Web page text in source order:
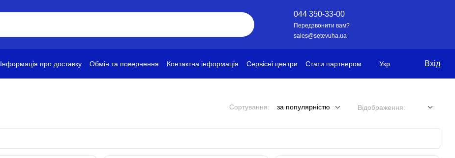
044 350-33-00
Передзвонити вам?
sales@setevuha.ua
Інформація про доставку Обмін та повернення Контактна інформація Сервісні центри
Стати партнером
Укр Вхід
Сортування: за популярністю Відображення: